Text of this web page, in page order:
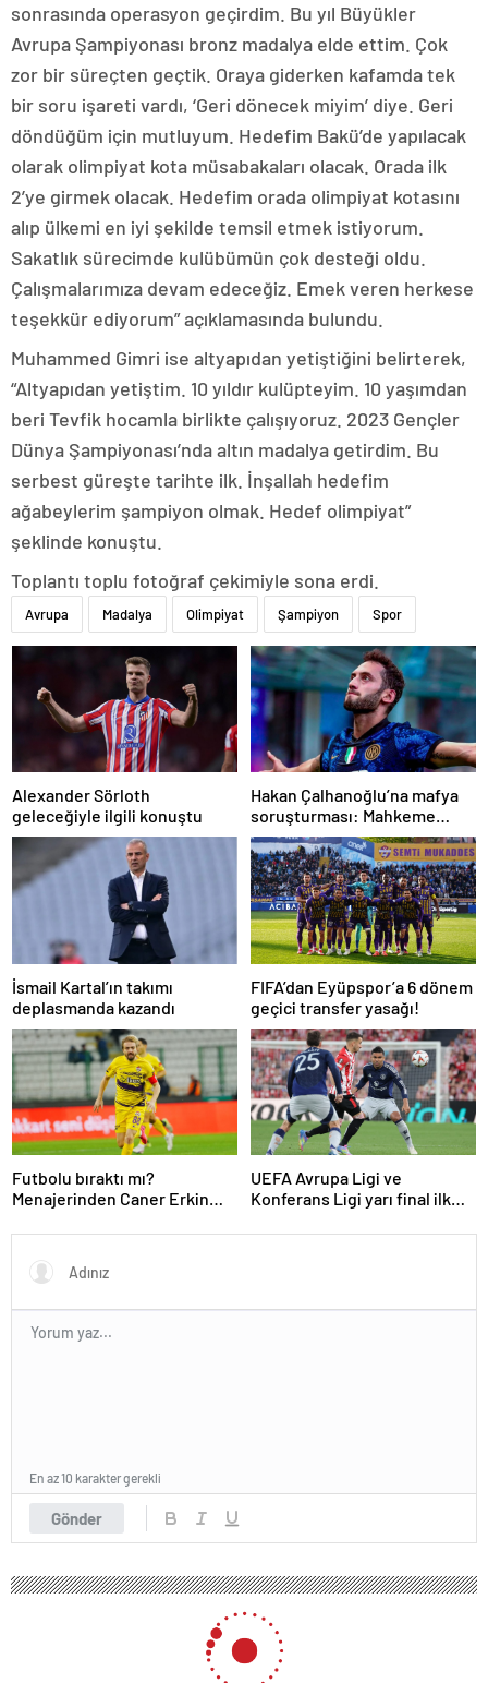
sonrasında operasyon geçirdim. Bu yıl Büyükler
Avrupa Şampiyonası bronz madalya elde ettim. Çok
zor bir süreçten geçtik. Oraya giderken kafamda tek
bir soru işareti vardı, ‘Geri dönecek miyim’ diye. Geri
döndüğüm için mutluyum. Hedefim Bakü’de yapılacak
olarak olimpiyat kota müsabakaları olacak. Orada ilk
2’ye girmek olacak. Hedefim orada olimpiyat kotasını
alıp ülkemi en iyi şekilde temsil etmek istiyorum.
Sakatlık sürecimde kulübümün çok desteği oldu.
Çalışmalarımıza devam edeceğiz. Emek veren herkese
teşekkür ediyorum” açıklamasında bulundu.
Muhammed Gimri ise altyapıdan yetiştiğini belirterek,
“Altyapıdan yetiştim. 10 yıldır kulüpteyim. 10 yaşımdan
beri Tevfik hocamla birlikte çalışıyoruz. 2023 Gençler
Dünya Şampiyonası’nda altın madalya getirdim. Bu
serbest güreşte tarihte ilk. İnşallah hedefim
ağabeylerim şampiyon olmak. Hedef olimpiyat”
şeklinde konuştu.
Toplantı toplu fotoğraf çekimiyle sona erdi.
Avrupa Madalya Olimpiyat Şampiyon Spor
Alexander Sörloth
geleceğiyle ilgili konuştu
Hakan Çalhanoğlu’na mafya
soruşturması: Mahkeme
cezasını açıkladı
İsmail Kartal’ın takımı
deplasmanda kazandı
FIFA’dan Eyüpspor’a 6 dönem
geçici transfer yasağı!
Futbolu bıraktı mı?
Menajerinden Caner Erkin
UEFA Avrupa Ligi ve
Konferans Ligi yarı final ilk
Gönder
En az 10 karakter gerekli